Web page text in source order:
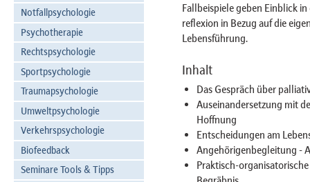
Notfallpsychologie
Psychotherapie
Rechtspsychologie
Sportpsychologie
Traumapsychologie
Umweltpsychologie
Verkehrspsychologie
Biofeedback
Seminare Tools & Tipps
Fallbeispiele geben Einblick
reflexion in Bezug auf die
Lebensführung.
Inhalt
Das Gespräch über
Auseinandersetzung mit
Hoffnung
Entscheidungen am
Angehörigenbegleitung -
Praktisch-